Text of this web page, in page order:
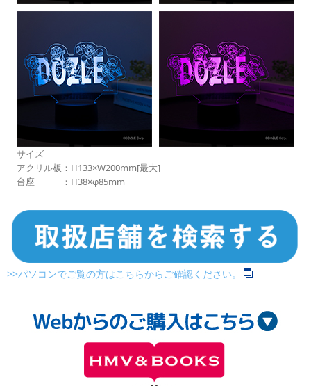
サイズ
アクリル板：H133×W200mm[最大]
台座 ：H38×φ85mm
>>パソコンでご覧の方はこちらからご確認ください。